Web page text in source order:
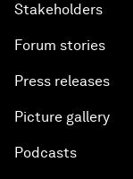
Stakeholders
Forum stories
Press releases
Picture gallery
Podcasts